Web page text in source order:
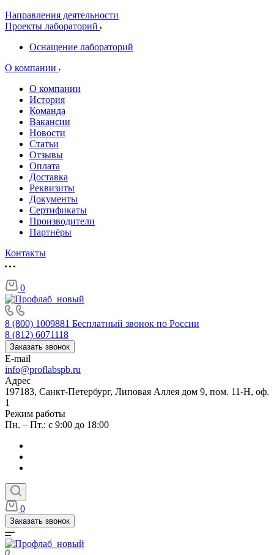
Направления деятельности
Проекты лабораторий
Оснащение лабораторий
О компании
О компании
История
Команда
Вакансии
Новости
Статьи
Отзывы
Оплата
Доставка
Реквизиты
Документы
Сертификаты
Производители
Партнёры
Контакты
0
8 (800) 1009881 Бесплатный звонок по России
8 (812) 6071118
Заказать звонок
E-mail
info@proflabspb.ru
Адрес
197183, Санкт-Петербург, Липовая Аллея дом 9, пом. 11-Н, оф.
1
Режим работы
Пн. – Пт.: с 9:00 до 18:00
0
Заказать звонок